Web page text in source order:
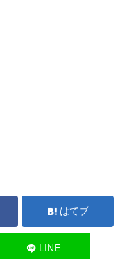
はてブ
LINE